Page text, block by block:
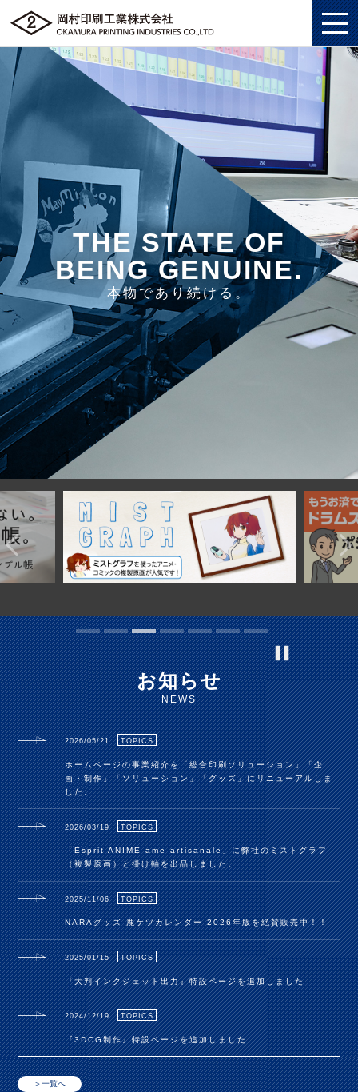
私たちについて
SDGS
環境
プライバシーポリシー
労働における権利に関する方針
一般事業主行動計画
総合印刷ソリューショントップ
商業印刷
美術印刷
独自の印刷技法
インクジェット印刷
プロフェッショナル・トナー印刷
企画・制作
企画・制作トップ
プロモーションツール
3DCG制作
取扱説明書
ソリューション
ソリューショントップ
物流ソリューション
文化財アーカイブ＆複製＆活用
環境ソリューション
グッズ
グッズトップ
複製原画
DECOTTE
NARA GOODS
紙行灯
御朱印・御城印
企業情報
企業情報トップ
代表挨拶
沿革
文化活動
採用情報
プライバシーポリシー
サイトマップ
お問い合わせ
THE STATE OF
BEING GENUINE.
本物であり続ける。
お知らせ
NEWS
2026/05/21 TOPICS
ホームページの事業紹介を「総合印刷ソリューション」「企
画・制作」「ソリューション」「グッズ」にリニューアルしま
した。
2026/03/19 TOPICS
「Esprit ANIME ame artisanale」に弊社のミストグラフ
（複製原画）と掛け軸を出品しました。
2025/11/06 TOPICS
NARAグッズ 鹿ケツカレンダー 2026年版を絶賛販売中！！
2025/01/15 TOPICS
『大判インクジェット出力』特設ページを追加しました
2024/12/19 TOPICS
『3DCG制作』特設ページを追加しました
＞一覧へ